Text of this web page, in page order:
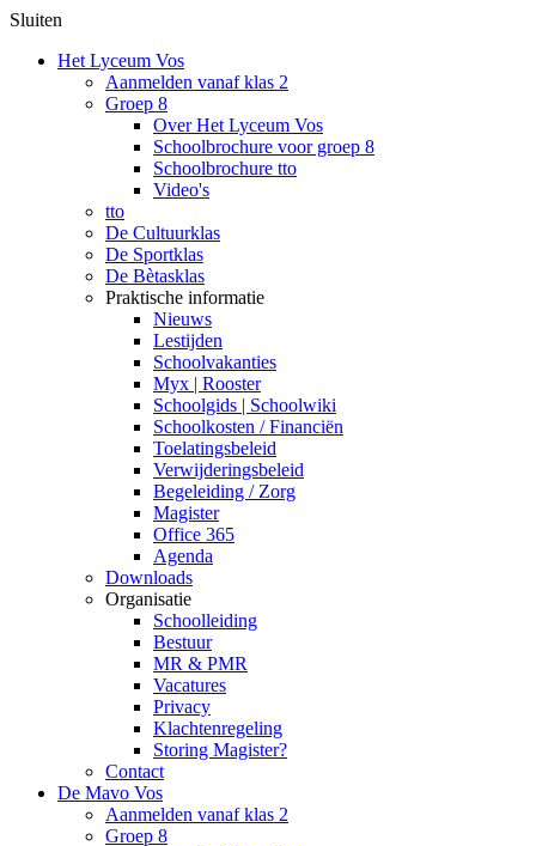
Sluiten
Het Lyceum Vos
Aanmelden vanaf klas 2
Groep 8
Over Het Lyceum Vos
Schoolbrochure voor groep 8
Schoolbrochure tto
Video's
tto
De Cultuurklas
De Sportklas
De Bètasklas
Praktische informatie
Nieuws
Lestijden
Schoolvakanties
Myx | Rooster
Schoolgids | Schoolwiki
Schoolkosten / Financiën
Toelatingsbeleid
Verwijderingsbeleid
Begeleiding / Zorg
Magister
Office 365
Agenda
Downloads
Organisatie
Schoolleiding
Bestuur
MR & PMR
Vacatures
Privacy
Klachtenregeling
Storing Magister?
Contact
De Mavo Vos
Aanmelden vanaf klas 2
Groep 8